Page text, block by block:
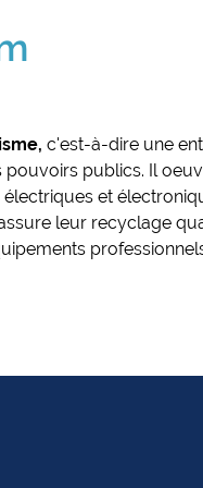
c'est-à-dire une
publics. Il
et
leur recyclage